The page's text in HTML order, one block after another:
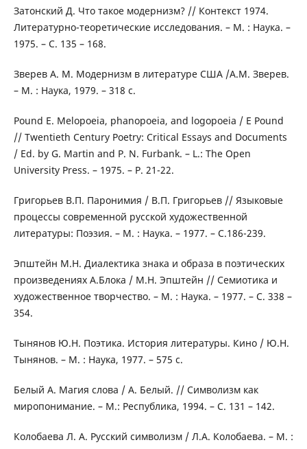
Затонский Д. Что такое модернизм? // Контекст 1974.
Литературно-теоретические исследования. – М. : Наука. –
1975. – С. 135 – 168.
Зверев А. М. Модернизм в литературе США /А.М. Зверев.
– М. : Наука, 1979. – 318 с.
Pound E. Melopoeia, phanopoeia, and logopoeia / E Pound
// Twentieth Century Poetry: Critical Essays and Documents
/ Ed. by G. Martin and P. N. Furbank. – L.: The Open
University Press. – 1975. – P. 21-22.
Григорьев В.П. Паронимия / В.П. Григорьев // Языковые
процессы современной русской художественной
литературы: Поэзия. – М. : Наука. – 1977. – С.186-239.
Эпштейн М.Н. Диалектика знака и образа в поэтических
произведениях А.Блока / М.Н. Эпштейн // Семиотика и
художественное творчество. – М. : Наука. – 1977. – С. 338 –
354.
Тынянов Ю.Н. Поэтика. История литературы. Кино / Ю.Н.
Тынянов. – М. : Наука, 1977. – 575 с.
Белый А. Магия слова / А. Белый. // Символизм как
миропонимание. – М.: Республика, 1994. – С. 131 – 142.
Колобаева Л. А. Русский символизм / Л.А. Колобаева. – М. :